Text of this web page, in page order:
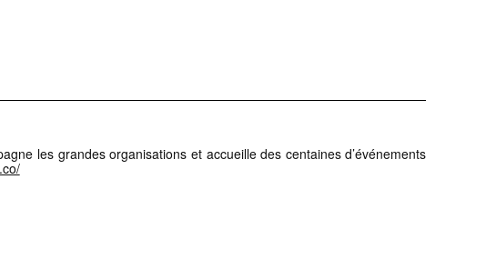
les grandes organisations et accueille des centaines d’événements